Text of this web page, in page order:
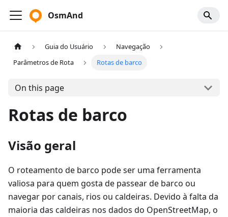
OsmAnd
Guia do Usuário
Navegação
Parâmetros de Rota
Rotas de barco
On this page
Rotas de barco
Visão geral
O roteamento de barco pode ser uma ferramenta
valiosa para quem gosta de passear de barco ou
navegar por canais, rios ou caldeiras. Devido à falta da
maioria das caldeiras nos dados do OpenStreetMap, o